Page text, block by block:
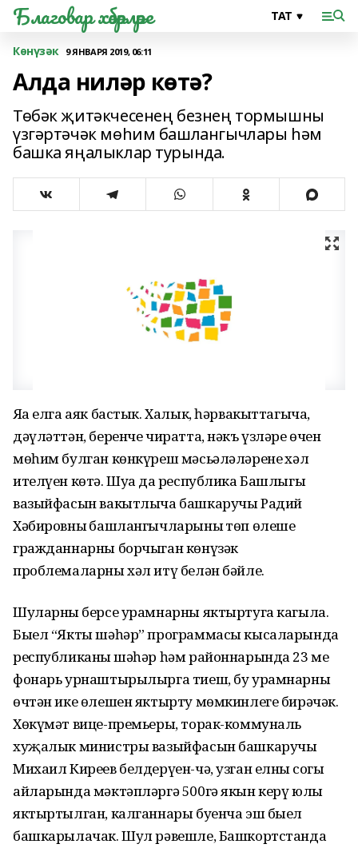
Благовар хәбәрләре
Көнүзәк 9 ЯНВАРЯ 2019, 06:11
Алда ниләр көтә?
Төбәк җитәкчесенең безнең тормышны
үзгәртәчәк мөһим башлангычлары һәм
башка яңалыклар турында.
Яңа елга аяк бастык. Халык, һәрвакыттагыча,
дәүләттән, беренче чиратта, нәкъ үзләре өчен
мөһим булган көнкүреш мәсьәләләренең хәл
ителүен көтә. Шуңа да республика Башлыгы
вазыйфасын вакытлыча башкаручы Радий
Хәбировның башлангыч­ларының төп өлеше
гражданнарны борчыган көнүзәк
проблемаларны хәл итү белән бәйле.
Шуларның берсе урамнарны яктыртуга кагыла.
Быел “Якты шәһәр” программасы кысаларында
респуб­лика­ның шәһәр һәм районнарында 23 мең
фонарь урнаштырылырга тиеш, бу урамнарның
өчтән ике өлешен яктырту мөм­кин­леге бирәчәк.
Хөкүмәт вице-премьеры, торак-коммуналь
хуҗалык министры вазыйфасын башкаручы
Михаил Киреев белдерүен-чә, узган елның соңгы
айларында мәктәпләргә 500гә якын керү юлы
яктыртылган, калганнары буенча эш быел
башкарылачак. Шул рәвешле, Башкортстанда